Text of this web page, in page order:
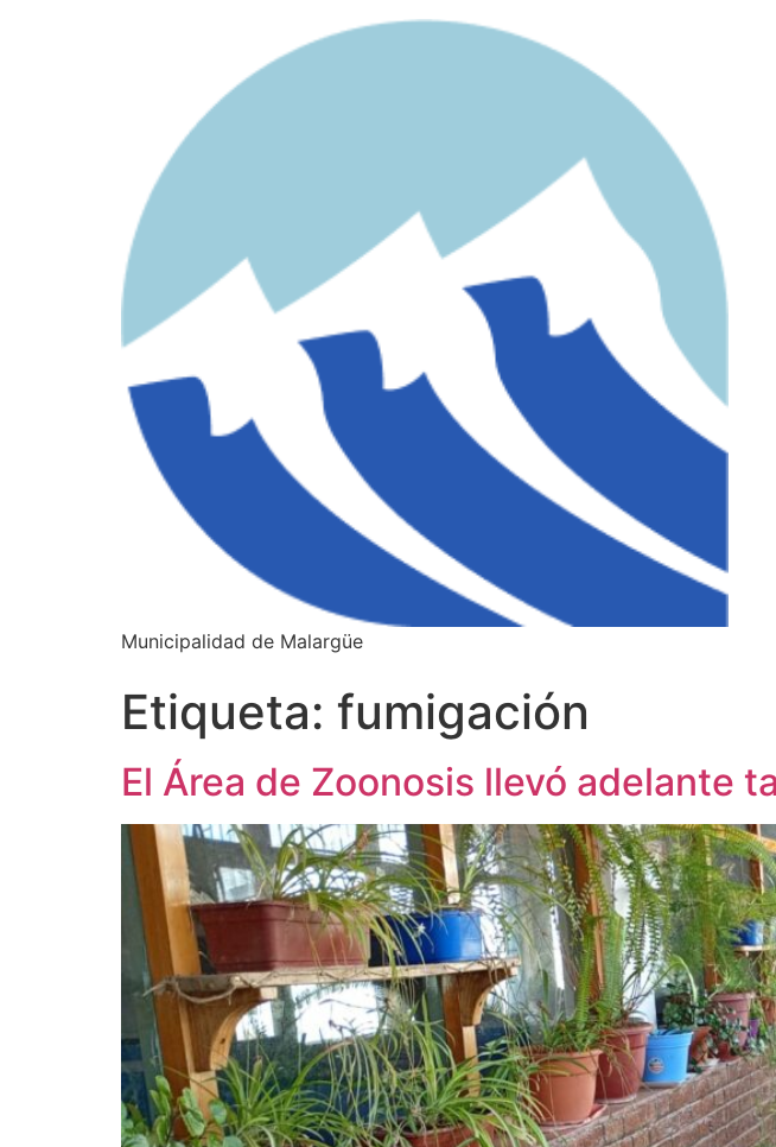
Municipalidad de Malargüe
Etiqueta: fumigación
El Área de Zoonosis llevó adelante